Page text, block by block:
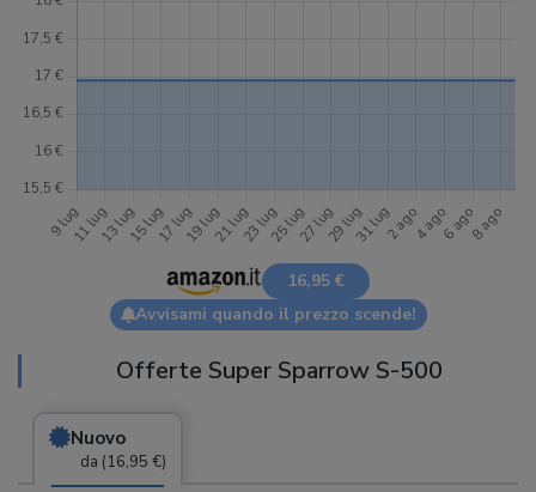
16,95 €
Avvisami quando il prezzo scende!
Offerte Super Sparrow S-500
Nuovo
da (16,95 €)